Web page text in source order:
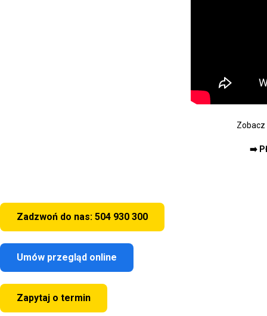
Zobacz
➡️
Zadzwoń do nas: 504 930 300
Umów przegląd online
Zapytaj o termin